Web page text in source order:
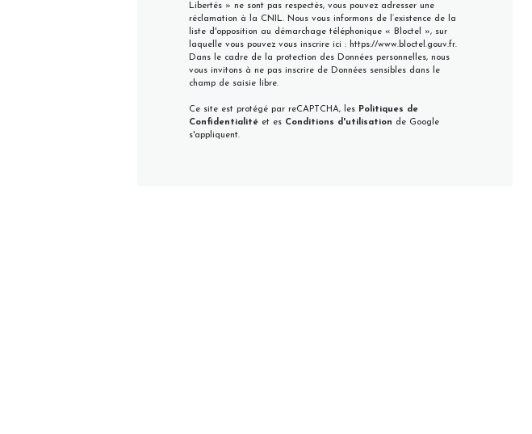
Libertés » ne sont pas respectés, vous pouvez adresser une
réclamation à la CNIL. Nous vous informons de l’existence de la
liste d'opposition au démarchage téléphonique « Bloctel », sur
laquelle vous pouvez vous inscrire ici : https://www.bloctel.gouv.fr.
Dans le cadre de la protection des Données personnelles, nous
vous invitons à ne pas inscrire de Données sensibles dans le
champ de saisie libre.
Ce site est protégé par reCAPTCHA, les Politiques de
Confidentialitéet es Conditions d'utilisation de Google
s'appliquent.